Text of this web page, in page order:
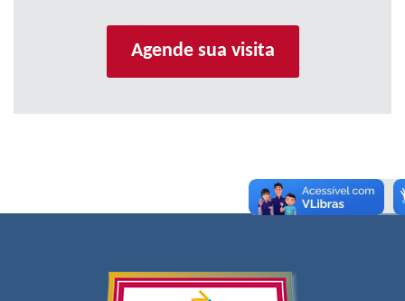
Agende sua visita